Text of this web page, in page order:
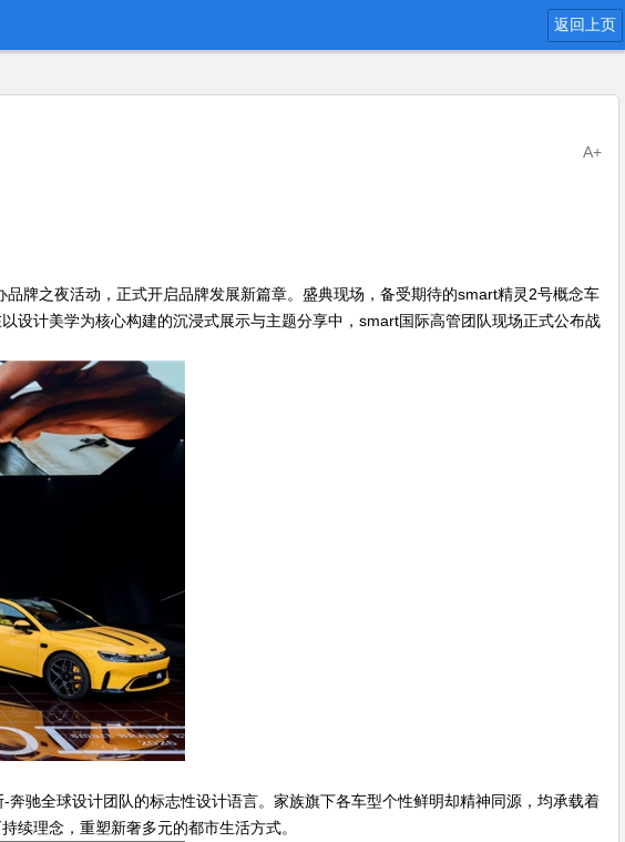
返回上页
A+
牌之夜活动，正式开启品牌发展新篇章。盛典现场，备受期待的smart精灵2号概念车
设计美学为核心构建的沉浸式展示与主题分享中，smart国际高管团队现场正式公布战
驰全球设计团队的标志性设计语言。家族旗下各车型个性鲜明却精神同源，均承载着
续理念，重塑新奢多元的都市生活方式。